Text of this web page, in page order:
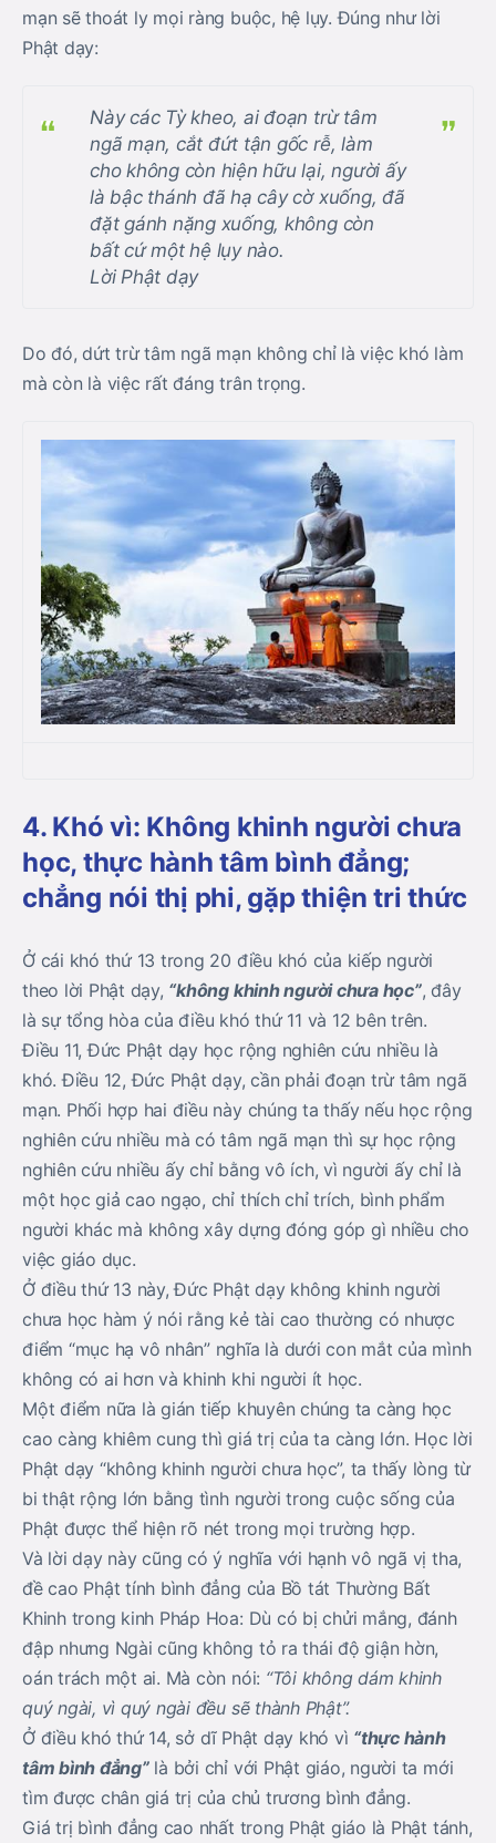
mạn sẽ thoát ly mọi ràng buộc, hệ lụy. Đúng như lời
Phật dạy:
Này các Tỳ kheo, ai đoạn trừ tâm
ngã mạn, cắt đứt tận gốc rễ, làm
cho không còn hiện hữu lại, người ấy
là bậc thánh đã hạ cây cờ xuống, đã
đặt gánh nặng xuống, không còn
bất cứ một hệ lụy nào.
Lời Phật dạy
Do đó, dứt trừ tâm ngã mạn không chỉ là việc khó làm
mà còn là việc rất đáng trân trọng.
4. Khó vì: Không khinh người chưa
học, thực hành tâm bình đẳng;
chẳng nói thị phi, gặp thiện tri thức
Ở cái khó thứ 13 trong 20 điều khó của kiếp người
theo lời Phật dạy, “không khinh người chưa học”, đây
là sự tổng hòa của điều khó thứ 11 và 12 bên trên.
Điều 11, Đức Phật dạy học rộng nghiên cứu nhiều là
khó. Điều 12, Đức Phật dạy, cần phải đoạn trừ tâm ngã
mạn. Phối hợp hai điều này chúng ta thấy nếu học rộng
nghiên cứu nhiều mà có tâm ngã mạn thì sự học rộng
nghiên cứu nhiều ấy chỉ bằng vô ích, vì người ấy chỉ là
một học giả cao ngạo, chỉ thích chỉ trích, bình phẩm
người khác mà không xây dựng đóng góp gì nhiều cho
việc giáo dục.
Ở điều thứ 13 này, Đức Phật dạy không khinh người
chưa học hàm ý nói rằng kẻ tài cao thường có nhược
điểm “mục hạ vô nhân” nghĩa là dưới con mắt của mình
không có ai hơn và khinh khi người ít học.
Một điểm nữa là gián tiếp khuyên chúng ta càng học
cao càng khiêm cung thì giá trị của ta càng lớn. Học lời
Phật dạy “không khinh người chưa học”, ta thấy lòng từ
bi thật rộng lớn bằng tình người trong cuộc sống của
Phật được thể hiện rõ nét trong mọi trường hợp.
Và lời dạy này cũng có ý nghĩa với hạnh vô ngã vị tha,
đề cao Phật tính bình đẳng của Bồ tát Thường Bất
Khinh trong kinh Pháp Hoa: Dù có bị chửi mắng, đánh
đập nhưng Ngài cũng không tỏ ra thái độ giận hờn,
oán trách một ai. Mà còn nói: “Tôi không dám khinh
quý ngài, vì quý ngài đều sẽ thành Phật”.
Ở điều khó thứ 14, sở dĩ Phật dạy khó vì “thực hành
tâm bình đẳng”là bởi chỉ với Phật giáo, người ta mới
tìm được chân giá trị của chủ trương bình đẳng.
Giá trị bình đẳng cao nhất trong Phật giáo là Phật tánh,